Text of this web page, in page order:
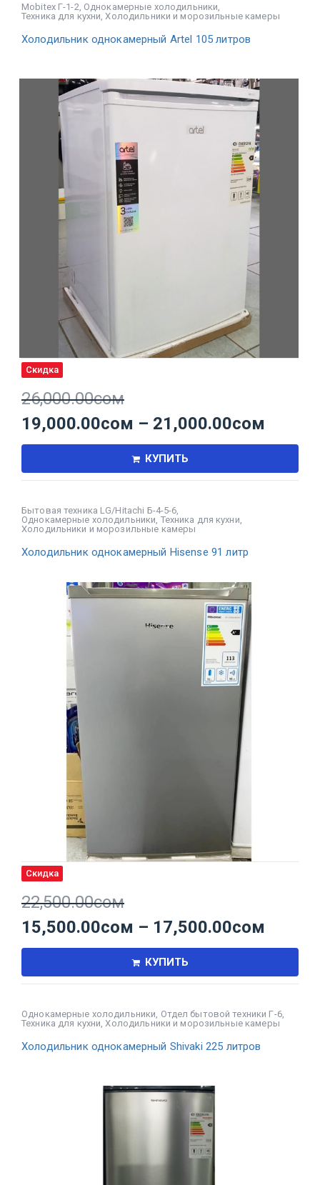
Mobitex Г-1-2 Однокамерные холодильники
Техника для кухни ,Холодильники и морозильные камеры
Холодильник однокамерный Artel 105 литров
Скидка
26,000.00сом
19,000.00сом – 21,000.00сом
КУПИТЬ
Бытовая техника LG/Hitachi Б-4-5-6
Однокамерные холодильники Техника для кухни
Холодильники и морозильные камеры
Холодильник однокамерный Hisense 91 литр
Скидка
22,500.00сом
15,500.00сом – 17,500.00сом
КУПИТЬ
Однокамерные холодильники Отдел бытовой техники Г-6,
Техника для кухни ,Холодильники и морозильные камеры
Холодильник однокамерный Shivaki 225 литров